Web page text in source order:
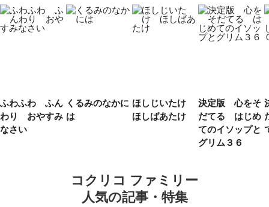
ふわふわ ふん
わり おやすみ
なさい
くるみのなかに
は
ほしじいたけ
ほしばあたけ
決定版 心をそ
だてる はじめ
てのイソップと
グリム３６
コクリコ ファミリー
人気の記事・特集